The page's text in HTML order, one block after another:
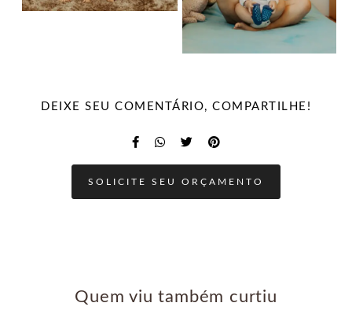
DEIXE SEU COMENTÁRIO, COMPARTILHE!
SOLICITE SEU ORÇAMENTO
Quem viu também curtiu